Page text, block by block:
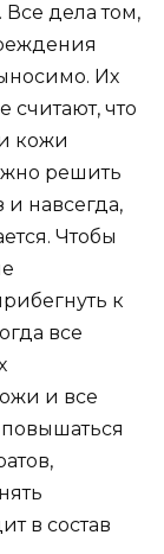
дела том,
Их
считают, что
кожи
решить
навсегда,
Чтобы
к
все
и все
в состав